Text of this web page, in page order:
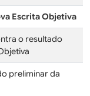
Escrita Objetiva
o resultado
preliminar da